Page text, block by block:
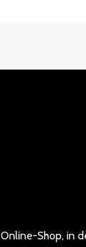
Shop, in